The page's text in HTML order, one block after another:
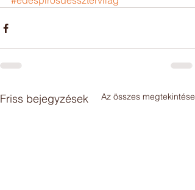
Friss bejegyzések Az összes megtekintése